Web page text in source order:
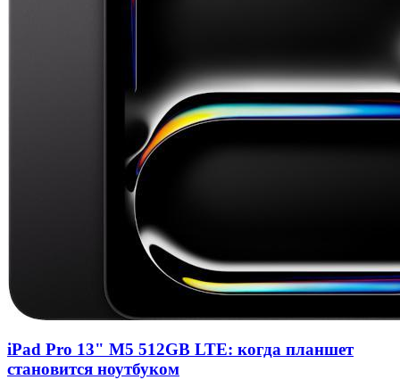
iPad Pro 13" M5 512GB LTE: когда планшет
становится ноутбуком